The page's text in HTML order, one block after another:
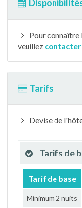
Pour connaître
veuillez
Tarifs
Devise de
Tarifs de
Tarif de base
Minimum 2 nuits